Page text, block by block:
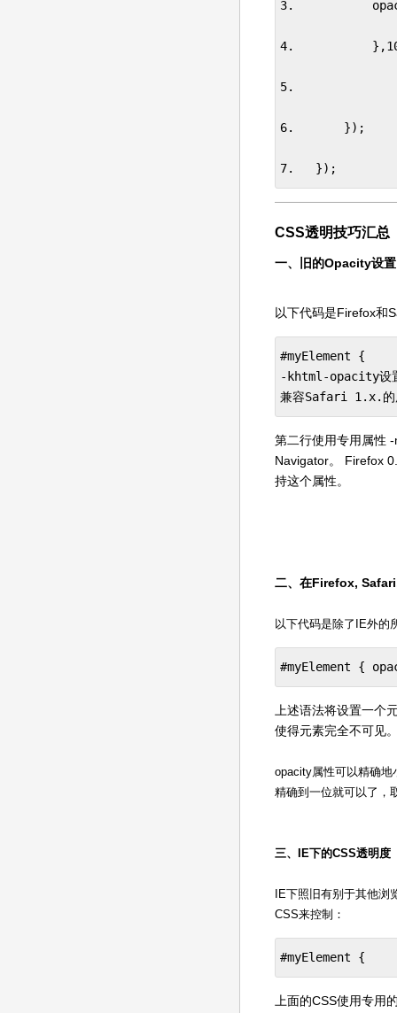
3.
4.
5.
6.       });
7.   });
CSS透明技巧汇总
一、旧的Opacity设置
以下代码是Firefox和
#myElement {
-khtml-opacity设置
兼容Safari 1.x.的
第二行使用专用属性
Navigator。 Firefox
持这个属性。
二、在Firefox,
以下代码是除了IE外的
#myElement {
上述语法将设置一个
使得元素完全不可见
opacity属性可以精确地
精确到一位就可以了，
三、IE下的CSS透明度
IE下照旧有别于其他
CSS来控制：
#myElement {
上面的CSS使用专用